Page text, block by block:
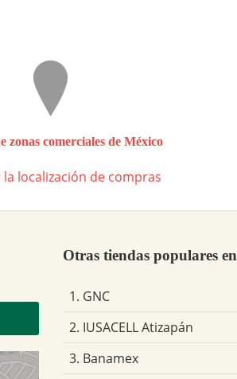
zonas comerciales de México
localización de compras
Otras tiendas populares en
1. GNC
2. IUSACELL Atizapán
3. Banamex